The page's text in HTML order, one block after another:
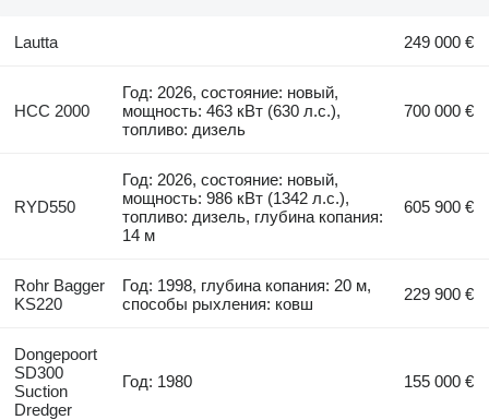
Lautta 249 000 €
НСС 2000
Год: 2026, состояние: новый,
мощность: 463 кВт (630 л.с.),
топливо: дизель
700 000 €
RYD550
Год: 2026, состояние: новый,
мощность: 986 кВт (1342 л.с.),
топливо: дизель, глубина копания:
14 м
605 900 €
Rohr Bagger
KS220
Год: 1998, глубина копания: 20 м,
способы рыхления: ковш
229 900 €
Dongepoort
SD300
Suction
Dredger
Год: 1980 155 000 €